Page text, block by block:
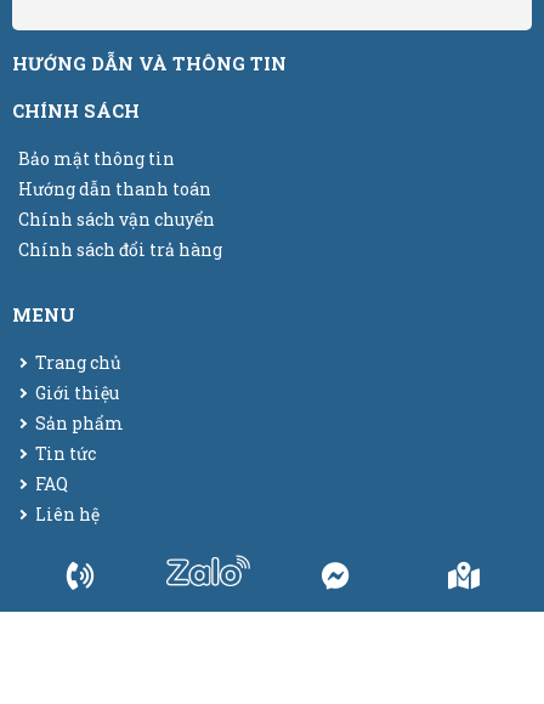
HƯỚNG DẪN VÀ THÔNG TIN
CHÍNH SÁCH
Bảo mật thông tin
Hướng dẫn thanh toán
Chính sách vận chuyển
Chính sách đổi trả hàng
MENU
Trang chủ
Giới thiệu
Sản phẩm
Tin tức
FAQ
Liên hệ
Bao bì màng co